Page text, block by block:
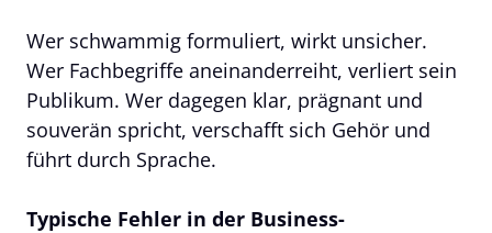
Wer schwammig formuliert, wirkt unsicher.
Wer Fachbegriffe aneinanderreiht, verliert sein
Publikum. Wer dagegen klar, prägnant und
souverän spricht, verschafft sich Gehör und
führt durch Sprache.
Typische Fehler in der Business-